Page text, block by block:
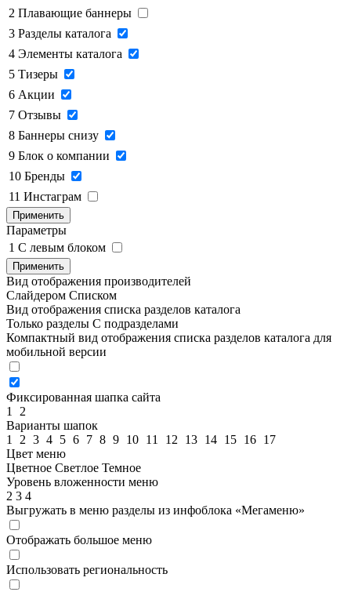
2 Плавающие баннеры
3 Разделы каталога
4 Элементы каталога
5 Тизеры
6 Акции
7 Отзывы
8 Баннеры снизу
9 Блок о компании
10 Бренды
11 Инстаграм
Применить
Параметры
1 C левым блоком
Применить
Вид отображения производителей
Слайдером Списком
Вид отображения списка разделов каталога
Только разделы С подразделами
Компактный вид отображения списка разделов каталога для
мобильной версии
Фиксированная шапка сайта
1
2
Варианты шапок
1
2 3 4 5 6 7 8 9 10 11 12 13 14 15 16 17
Цвет меню
Цветное Светлое Темное
Уровень вложенности меню
2 3 4
Выгружать в меню разделы из инфоблока «Мегаменю»
Отображать большое меню
Использовать региональность